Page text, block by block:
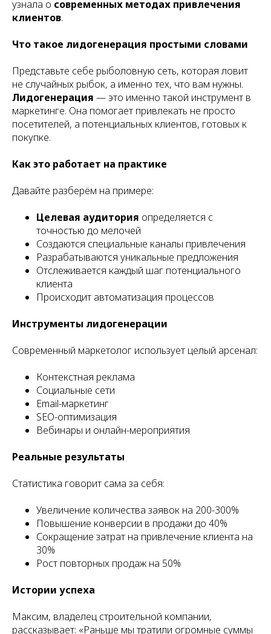
узнала о современных методах привлечения
клиентов.
Что такое лидогенерация простыми словами
Представьте себе рыболовную сеть, которая ловит
не случайных рыбок, а именно тех, что вам нужны.
Лидогенерация — это именно такой инструмент в
маркетинге. Она помогает привлекать не просто
посетителей, а потенциальных клиентов, готовых к
покупке.
Как это работает на практике
Давайте разберём на примере:
Целевая аудитория определяется с
точностью до мелочей
Создаются специальные каналы привлечения
Разрабатываются уникальные предложения
Отслеживается каждый шаг потенциального
клиента
Происходит автоматизация процессов
Инструменты лидогенерации
Современный маркетолог использует целый арсенал:
Контекстная реклама
Социальные сети
Email-маркетинг
SEO-оптимизация
Вебинары и онлайн-мероприятия
Реальные результаты
Статистика говорит сама за себя:
Увеличение количества заявок на 200-300%
Повышение конверсии в продажи до 40%
Сокращение затрат на привлечение клиента на
30%
Рост повторных продаж на 50%
Истории успеха
Максим, владелец строительной компании,
рассказывает: «Раньше мы тратили огромные суммы